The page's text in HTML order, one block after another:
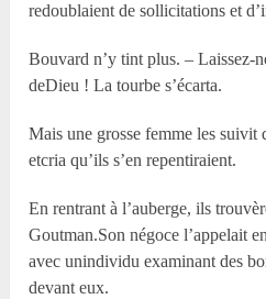
redoublaient de sollicitations et
Bouvard n’y tint plus. – Laissez-
deDieu ! La tourbe s’écarta.
Mais une grosse femme les suivit
etcria qu’ils s’en repentiraient.
En rentrant à l’auberge, ils
Goutman.Son négoce l’appelait
avec unindividu examinant des
devant eux.